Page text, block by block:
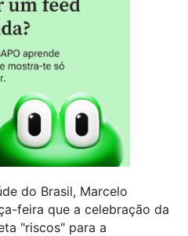
do Brasil, Marcelo
feira que a celebração da
"riscos" para a